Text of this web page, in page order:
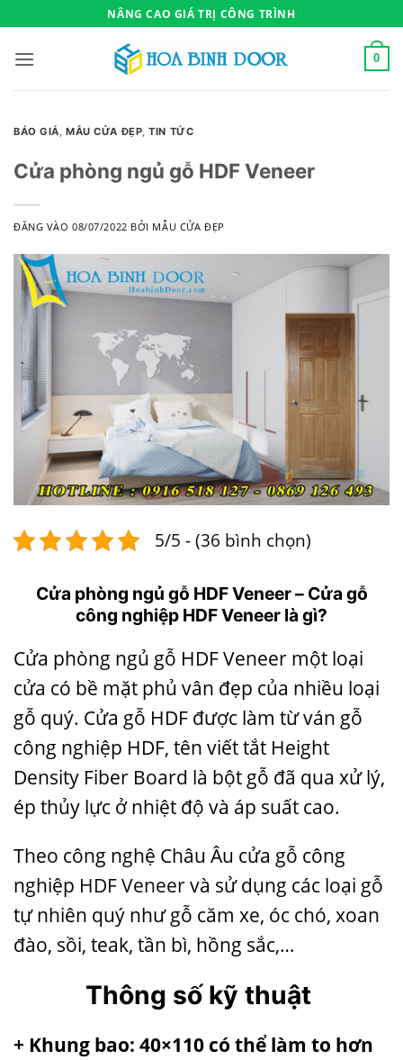
qua
nội
NÂNG CAO GIÁ TRỊ CÔNG TRÌNH
0
BÁO GIÁ,MẪU CỬA ĐẸP,TIN TỨC
Cửa phòng ngủ gỗ HDF Veneer
ĐĂNG VÀO08/07/2022 BỞI MẪU CỬA ĐẸP
5/5 - (36 bình chọn)
Cửa phòng ngủ gỗ HDF Veneer – Cửa gỗ
công nghiệp HDF Veneer là gì?
Cửa phòng ngủ gỗ HDF Veneer một loại
cửa có bề mặt phủ vân đẹp của nhiều loại
gỗ quý. Cửa gỗ HDF được làm từ ván gỗ
công nghiệp HDF, tên viết tắt Height
Density Fiber Board là bột gỗ đã qua xử lý,
ép thủy lực ở nhiệt độ và áp suất cao.
Theo công nghệ Châu Âu cửa gỗ công
nghiệp HDF Veneervà sử dụng các loại gỗ
tự nhiên quý như gỗ căm xe, óc chó, xoan
đào, sồi, teak, tần bì, hồng sắc,…
Thông số kỹ thuật
+ Khung bao: 40×110 có thể làm to hơn